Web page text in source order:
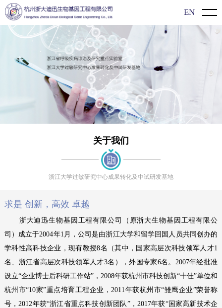
EN
关于我们
浙江大学过敏研究中心成果转化及中试研发基地
求是 创新，高效 卓越
浙大迪迅生物基因工程有限公司（原浙大生物基因工程有限公
司）成立于2004年1月，公司是由浙江大学和留学回国人员共同创办的
学科性高科技企业，现有教授8名（其中，国家高层次科技领军人才1
名、浙江省高层次科技领军人才3名），外国专家6名。2007年经批准
设立“企业博士后科研工作站”，2008年获杭州市科技创新“十佳”单位和
杭州市“10家”重点培育工程企业，2011年获杭州市“雏鹰企业”荣誉称
号，2012年获“浙江省重点科技创新团队”，2017年获“国家高新技术企
关于我们
公司介绍
企业文化
发展历程
新闻动态
企业动态
展会信息
行业动态
产品介绍
新型冠状病毒（2019-nCoV）检测系列
过敏原特异性抗体IgE检测系列
食物特异性抗体IgG/lgG4检测系列
过敏性疾病相关基因分子检测（PCR/NGS）系列产品
其他系列产品
产品专属设备--高通量全自动免疫印迹仪及判读软件
过敏知识
科研文献
科普知识
联系方式
联系我们